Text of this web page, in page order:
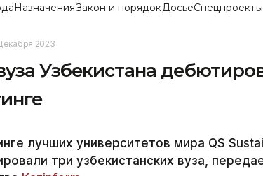
НазначенияЗакон и порядок ДосьеСпецпроекты
2023
Узбекистана
лучших университетов мира QS
три узбекистанских вуза,